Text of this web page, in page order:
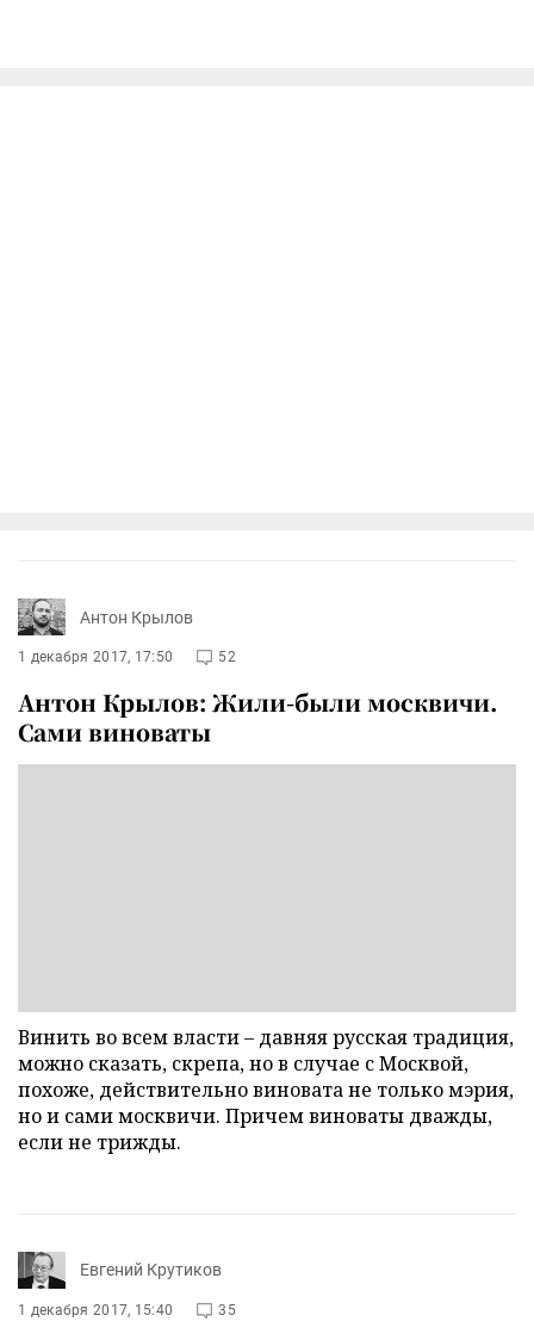
Антон Крылов
1 декабря 2017, 17:50 52
Антон Крылов: Жили-были москвичи.
Сами виноваты
Винить во всем власти – давняя русская традиция,
можно сказать, скрепа, но в случае с Москвой,
похоже, действительно виновата не только мэрия,
но и сами москвичи. Причем виноваты дважды,
если не трижды.
Евгений Крутиков
1 декабря 2017, 15:40 35